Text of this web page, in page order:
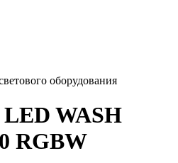
оборудования
WASH
RGBW